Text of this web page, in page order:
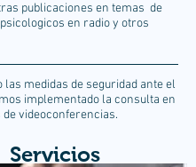
publicaciones en temas de
en radio y otros
las medidas de seguridad ante el
implementado la consulta en
videoconferencias.
Servicios